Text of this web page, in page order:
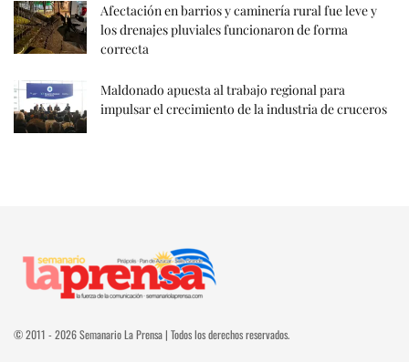
Afectación en barrios y caminería rural fue leve y
los drenajes pluviales funcionaron de forma
correcta
Maldonado apuesta al trabajo regional para
impulsar el crecimiento de la industria de cruceros
© 2011 - 2026 Semanario La Prensa | Todos los derechos reservados.